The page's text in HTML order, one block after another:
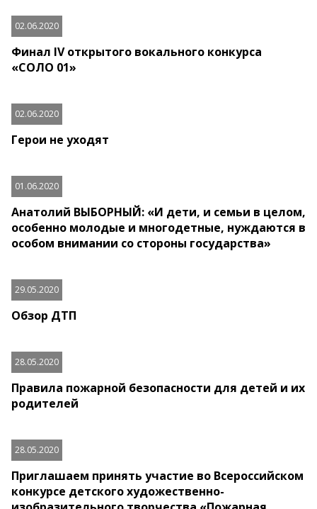
02.06.2020
Финал IV открытого вокального конкурса
«СОЛО 01»
02.06.2020
Герои не уходят
01.06.2020
Анатолий ВЫБОРНЫЙ: «И дети, и семьи в целом,
особенно молодые и многодетные, нуждаются в
особом внимании со стороны государства»
29.05.2020
Обзор ДТП
28.05.2020
Правила пожарной безопасности для детей и их
родителей
28.05.2020
Приглашаем принять участие во Всероссийском
конкурсе детского художественно-